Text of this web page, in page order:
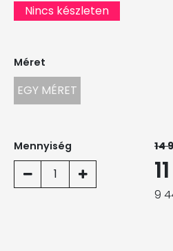
Nincs készleten
Méret
EGY MÉRET
Mennyiség
1
14
9